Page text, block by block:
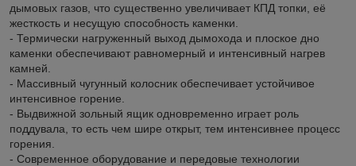
дымовых газов, что существенно увеличивает КПД топки, её
жесткость и несущую способность каменки.
- Термически нагруженный выход дымохода и плоское дно
каменки обеспечивают равномерный и интенсивный нагрев
камней.
- Массивный чугунный колосник обеспечивает устойчивое
интенсивное горение.
- Выдвижной зольный ящик одновременно играет роль
поддувала, то есть чем шире открыт, тем интенсивнее процесс
горения.
- Современное оборудование и передовые технологии